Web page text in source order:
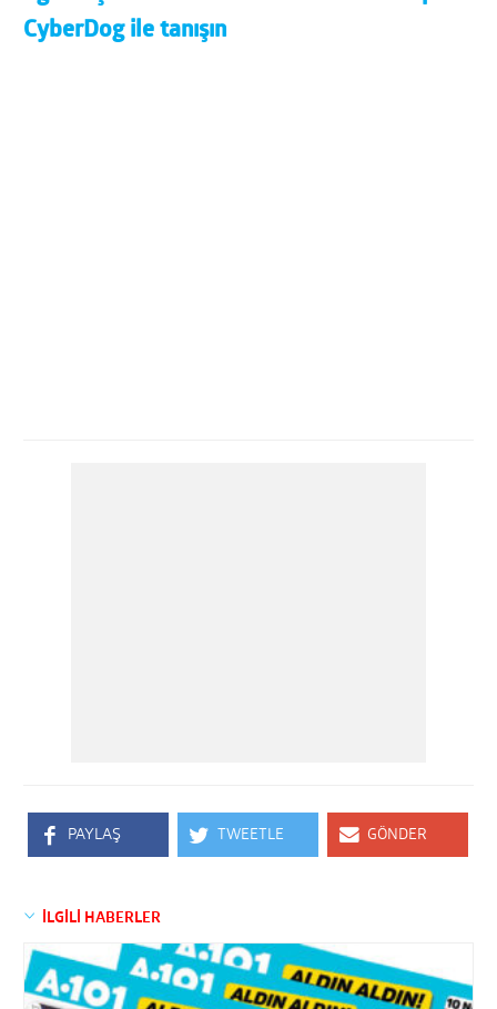
CyberDog ile tanışın
PAYLAŞ TWEETLE GÖNDER
İLGİLİ HABERLER